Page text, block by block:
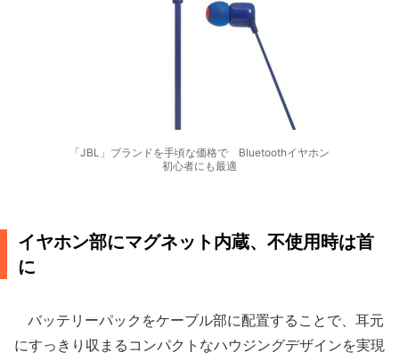
「JBL」ブランドを手頃な価格で Bluetoothイヤホン
初心者にも最適
イヤホン部にマグネット内蔵、不使用時は首
に
バッテリーパックをケーブル部に配置することで、耳元
にすっきり収まるコンパクトなハウジングデザインを実現